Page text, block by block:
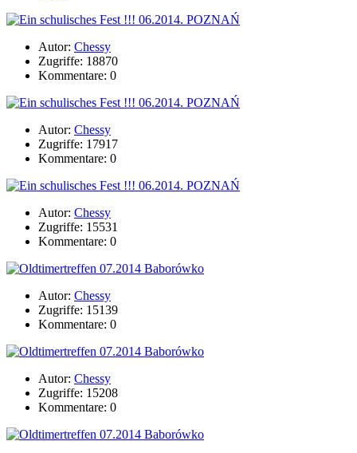
Autor: Chessy
Zugriffe: 18870
Kommentare: 0
Autor: Chessy
Zugriffe: 17917
Kommentare: 0
Autor: Chessy
Zugriffe: 15531
Kommentare: 0
Autor: Chessy
Zugriffe: 15139
Kommentare: 0
Autor: Chessy
Zugriffe: 15208
Kommentare: 0